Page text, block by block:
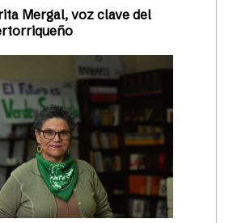
Mergal, voz clave del